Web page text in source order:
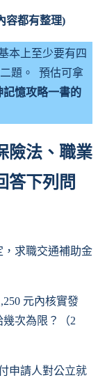
容都有整理)
本上至少要有四
題。 預估可拿
憶攻略一書的
險法、職業
答下列問
，求職交通補助金
元內核實發
次為限？（2
申請人對公立就